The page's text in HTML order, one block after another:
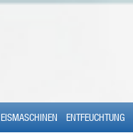
EISMASCHINEN ENTFEUCHTUNG